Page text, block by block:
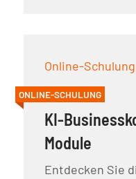
Online-Schulung
ONLINE-SCHULUNG
KI-
Module
Entdecken Sie